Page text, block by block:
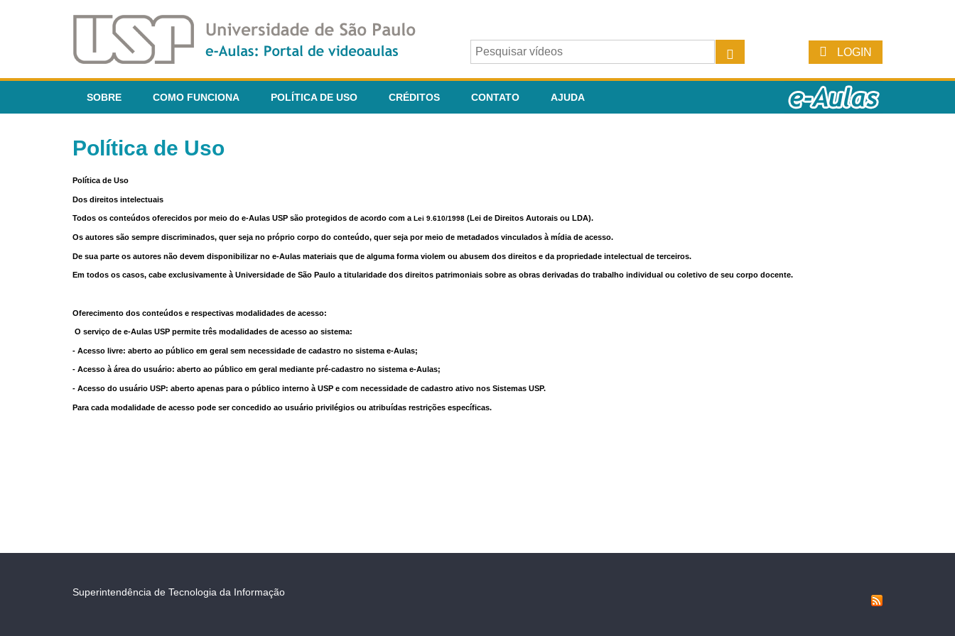
LOGIN
SOBRE COMO FUNCIONA POLÍTICA DE USO CRÉDITOS CONTATO AJUDA
Política de Uso
Política de Uso
Dos direitos intelectuais
Todos os conteúdos oferecidos por meio do e-Aulas USP são protegidos de acordo com a Lei 9.610/1998 (Lei de Direitos Autorais ou LDA).
Os autores são sempre discriminados, quer seja no próprio corpo do conteúdo, quer seja por meio de metadados vinculados à mídia de acesso.
De sua parte os autores não devem disponibilizar no e-Aulas materiais que de alguma forma violem ou abusem dos direitos e da propriedade intelectual de terceiros.
Em todos os casos, cabe exclusivamente à Universidade de São Paulo a titularidade dos direitos patrimoniais sobre as obras derivadas do trabalho individual ou coletivo de seu corpo docente.
Oferecimento dos conteúdos e respectivas modalidades de acesso:
O serviço de e-Aulas USP permite três modalidades de acesso ao sistema:
- Acesso livre: aberto ao público em geral sem necessidade de cadastro no sistema e-Aulas;
- Acesso à área do usuário: aberto ao público em geral mediante pré-cadastro no sistema e-Aulas;
- Acesso do usuário USP: aberto apenas para o público interno à USP e com necessidade de cadastro ativo nos Sistemas USP.
Para cada modalidade de acesso pode ser concedido ao usuário privilégios ou atribuídas restrições específicas.
Superintendência de Tecnologia da Informação